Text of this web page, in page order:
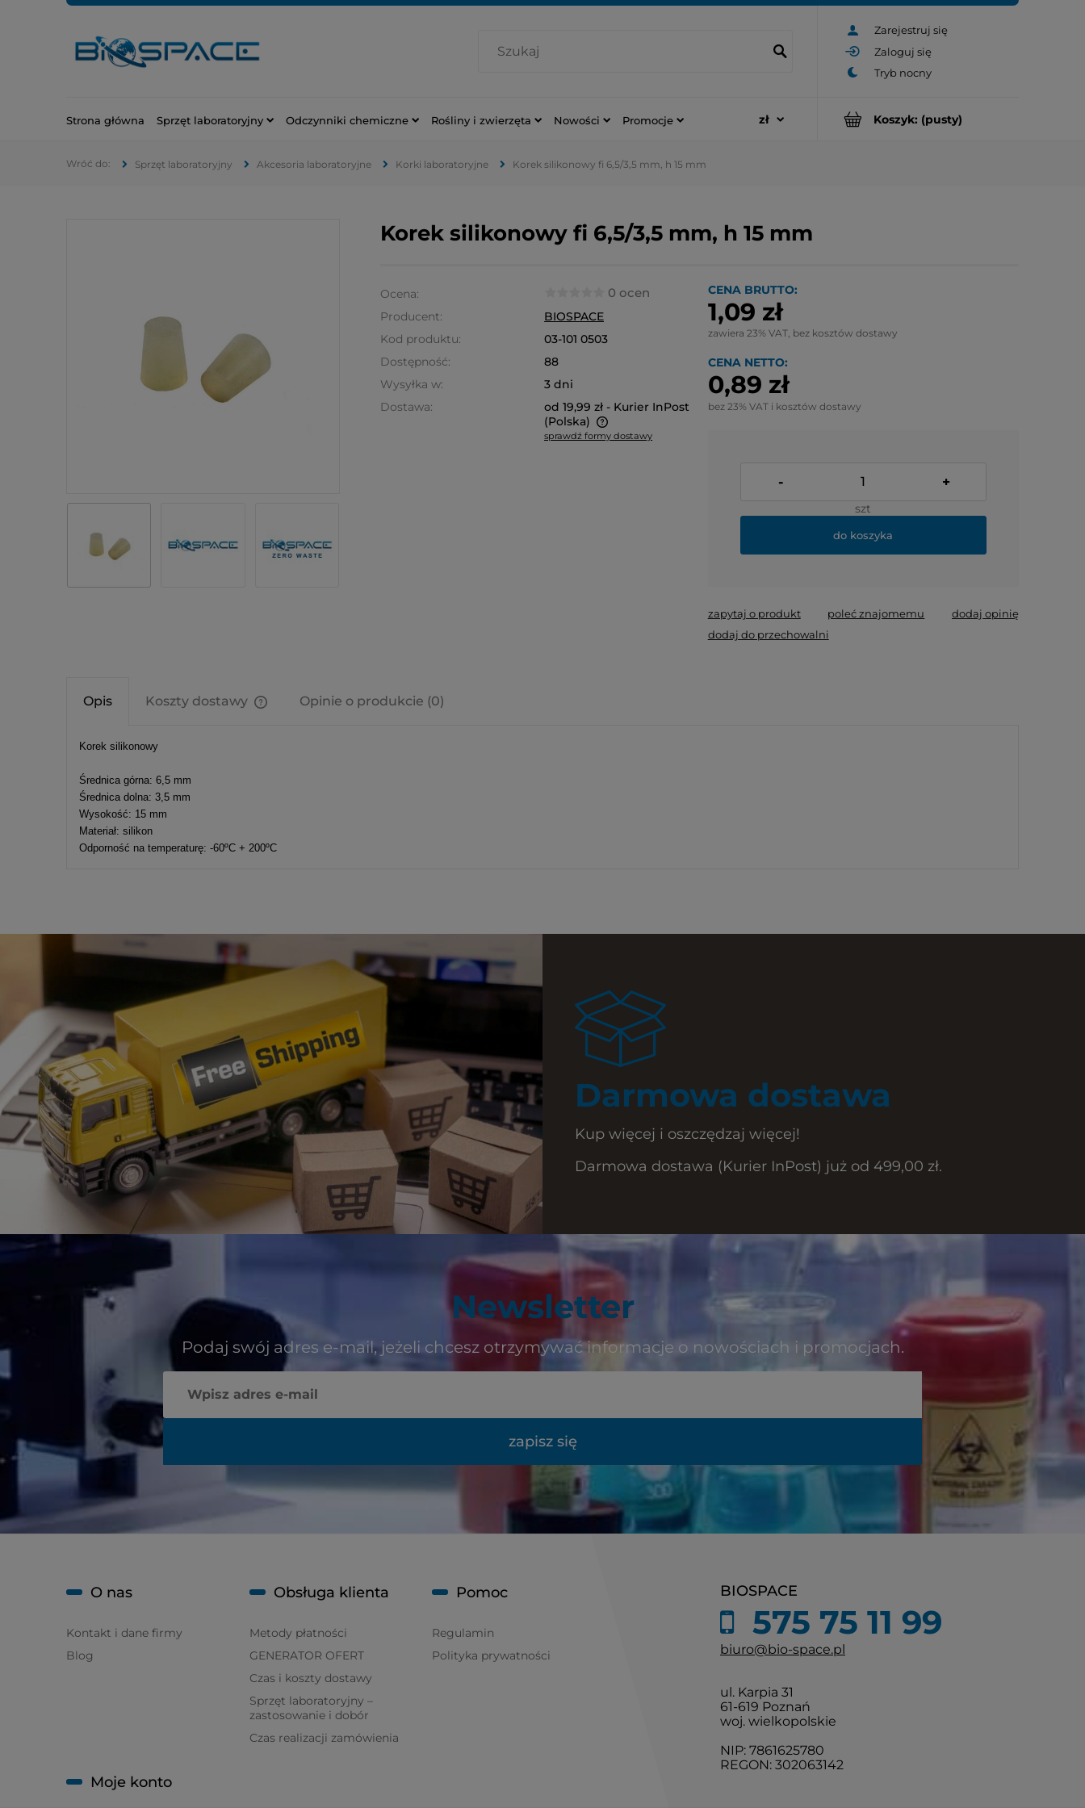
Zarejestruj się
Zaloguj się
Koszyk: (pusty)
Strona główna Sprzęt laboratoryjny Odczynniki chemiczne Rośliny i zwierzęta Nowości Promocje
Sprzęt laboratoryjny Akcesoria laboratoryjne Korki laboratoryjne Korek silikonowy fi 6,5/3,5 mm, h 15 mm
Korek silikonowy fi 6,5/3,5 mm, h 15 mm
Ocena: 0 ocen
Producent:
BIOSPACE
Kod produktu:
03-101 0503
Dostępność:
88
Wysyłka w:
3 dni
Dostawa:
od 19,99 zł - Kurier InPost
(Polska)
sprawdź formy dostawy
CENA BRUTTO:
1,09 zł
zawiera 23% VAT, bez kosztów dostawy
CENA NETTO:
0,89 zł
bez 23% VAT i kosztów dostawy
- +
szt
do koszyka
zapytaj o produkt poleć znajomemu
dodaj opinię
dodaj do przechowalni
Opis Koszty dostawy Opinie o produkcie (0)
Korek silikonowy
Średnica górna: 6,5 mm
Średnica dolna: 3,5 mm
Wysokość: 15 mm
Materiał: silikon
Odporność na temperaturę: -60ºC + 200ºC
Darmowa dostawa
Kup więcej i oszczędzaj więcej!
Darmowa dostawa (Kurier InPost) już od 499,00 zł.
Newsletter
Podaj swój adres e-mail, jeżeli chcesz otrzymywać informacje o nowościach i promocjach.
zapisz się
BIOSPACE
575 75 11 99
biuro@bio-space.pl
ul. Karpia 31
61-619 Poznań
woj. wielkopolskie
NIP: 7861625780
REGON: 302063142
O nas
Kontakt i dane firmy
Blog
Obsługa klienta
Metody płatności
GENERATOR OFERT
Czas i koszty dostawy
Sprzęt laboratoryjny –
zastosowanie i dobór
Czas realizacji zamówienia
Pomoc
Regulamin
Polityka prywatności
Moje konto